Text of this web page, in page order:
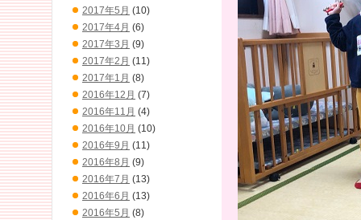
2017年5月 (10)
2017年4月 (6)
2017年3月 (9)
2017年2月 (11)
2017年1月 (8)
2016年12月 (7)
2016年11月 (4)
2016年10月 (10)
2016年9月 (11)
2016年8月 (9)
2016年7月 (13)
2016年6月 (13)
2016年5月 (8)